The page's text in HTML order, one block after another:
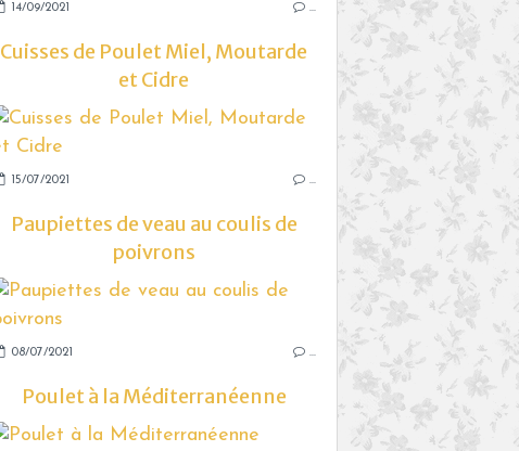
14/09/2021 …
Cuisses de Poulet Miel, Moutarde
et Cidre
15/07/2021 …
Paupiettes de veau au coulis de
poivrons
08/07/2021 …
Poulet à la Méditerranéenne